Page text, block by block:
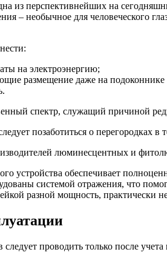
перспективнейших на
– необычное для человеческого
на электроэнергию;
размещение даже на подоконнике
спектр, служащий причиной
позаботиться о перегородках в
люминесцентных и
устройства обеспечивает
системой отражения, что
разной мощность, практически
проводить только после